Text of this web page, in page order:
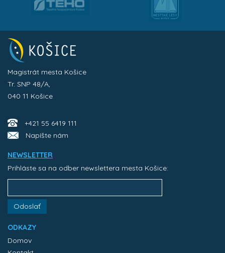
Magistrát mesta Košice
Tr. SNP 48/A,
040 11 Košice
+421 55 6419 111
Napíšte nám
NEWSLETTER
Prihláste sa na odber newslettera mesta Košice:
Odoslať
ODKAZY
Domov